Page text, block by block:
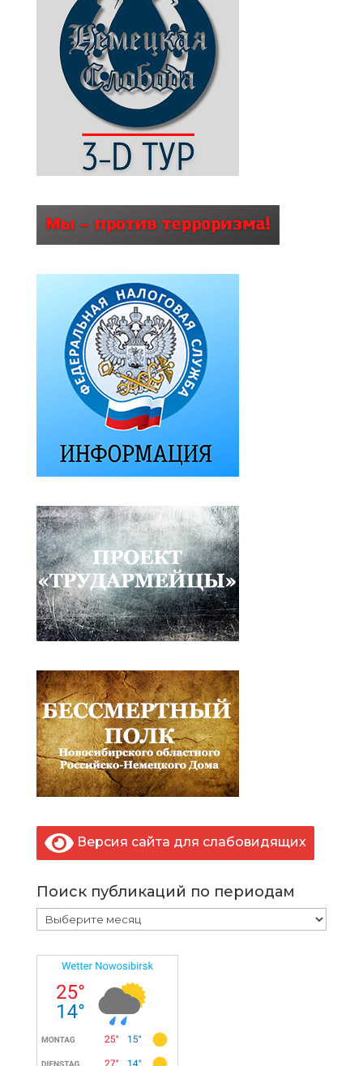
Версия сайта для слабовидящих
Поиск публикаций по периодам
Поиск
публикаций
по
периодам